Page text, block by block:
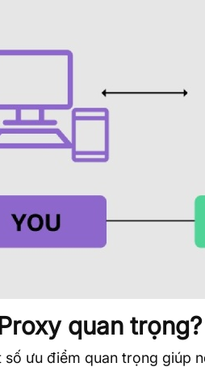
quan trọng?
ưu điểm quan trọng giúp